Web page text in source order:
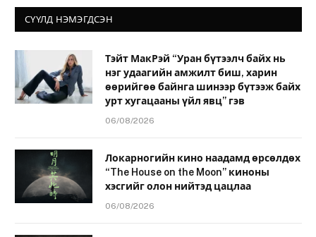
СҮҮЛД НЭМЭГДСЭН
Тэйт МакРэй “Уран бүтээлч байх нь
нэг удаагийн амжилт биш, харин
өөрийгөө байнга шинээр бүтээж байх
урт хугацааны үйл явц” гэв
06/08/2026
Локарногийн кино наадамд өрсөлдөх
“The House on the Moon” киноны
хэсгийг олон нийтэд цацлаа
06/08/2026